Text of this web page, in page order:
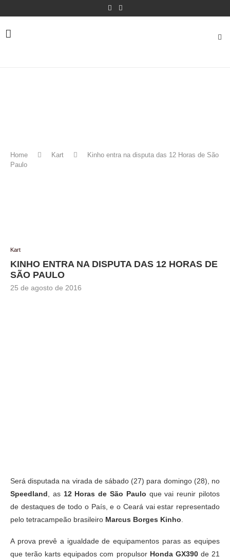
Home Kart
Kinho entra na disputa das 12 Horas de São
Paulo
Kart
KINHO ENTRA NA DISPUTA DAS 12 HORAS DE
SÃO PAULO
25 de agosto de 2016
Será disputada na virada de sábado (27) para domingo (28), no
Speedland , as 12 Horas de São Paulo que vai reunir pilotos
de destaques de todo o País, e o Ceará vai estar representado
pelo tetracampeão brasileiro Marcus Borges Kinho
A prova prevê a igualdade de equipamentos paras as equipes
que terão karts equipados com propulsor Honda GX390de 21